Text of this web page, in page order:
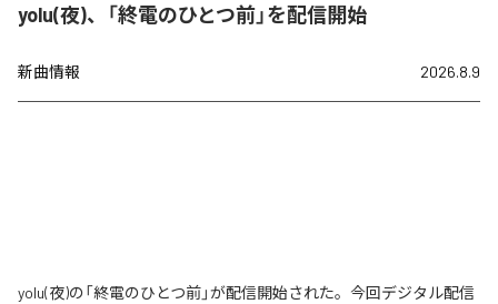
yolu(夜)、「終電のひとつ前」を配信開始
新曲情報 2026.8.9
yolu(夜)の「終電のひとつ前」が配信開始された。今回デジタル配信